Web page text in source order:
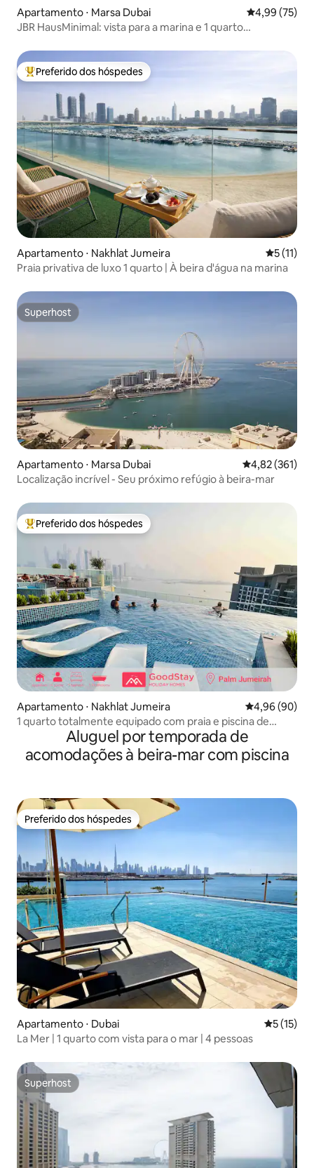
Apartamento ⋅ Marsa Dubai 4,99 de uma
4,99 (75)
JBR HausMinimal: vista para a marina e 1 quarto
Entre os melhores preferidos dos hóspedes
Preferido dos hóspedes
Apartamento ⋅ Nakhlat Jumeira 5 de uma
5 (11)
Praia privativa de luxo 1 quarto | À beira d'água na marina
Superhost
Superhost
Apartamento ⋅ Marsa Dubai 4,82 de uma
4,82 (361)
Localização incrível - Seu próximo refúgio à beira-mar
Entre os melhores preferidos dos hóspedes
Preferido dos hóspedes
Apartamento ⋅ Nakhlat Jumeira 4,96 de uma
4,96 (90)
1 quarto totalmente equipado com praia e piscina de
borda infinitaAluguel por temporada de
acomodações à beira-mar com piscina
Preferido dos hóspedes
Preferido dos hóspedes
Apartamento ⋅ Dubai 5 de uma
5 (15)
La Mer | 1 quarto com vista para o mar | 4 pessoas
Superhost
Superhost